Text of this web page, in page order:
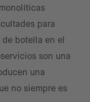
para
botella en el
son una
una
no siempre es